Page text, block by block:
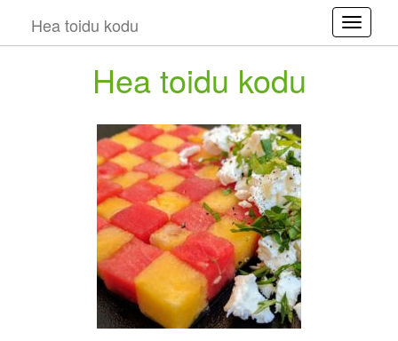
Hea toidu kodu
Hea toidu kodu